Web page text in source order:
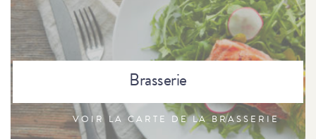
Brasserie
VOIR LA CARTE DE LA BRASSERIE